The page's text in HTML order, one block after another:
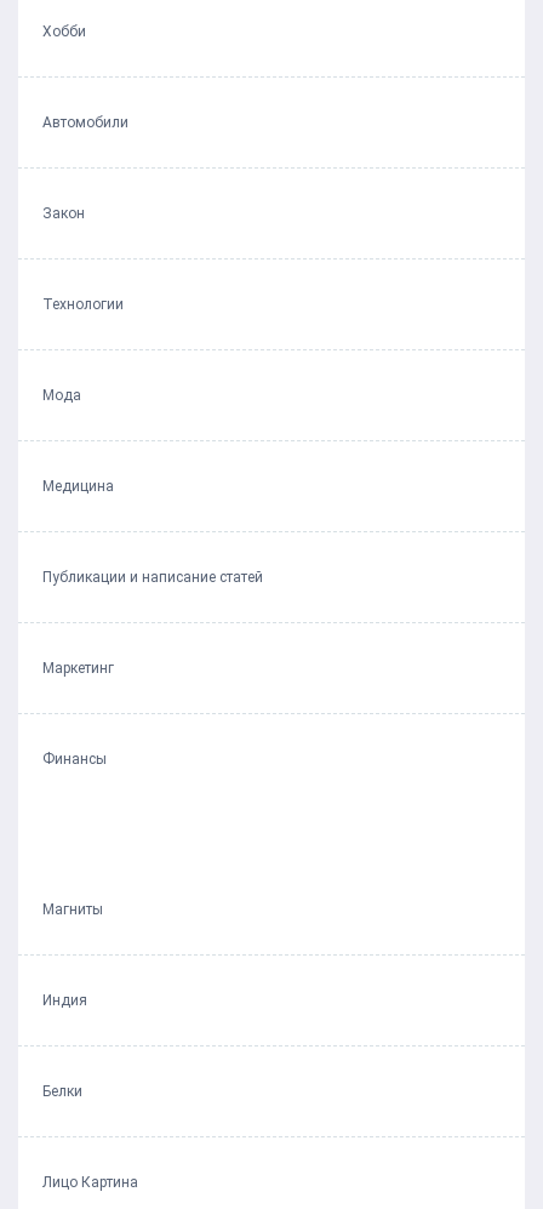
Хобби
Автомобили
Закон
Технологии
Мода
Медицина
Публикации и написание статей
Маркетинг
Финансы
Магниты
Индия
Белки
Лицо Картина